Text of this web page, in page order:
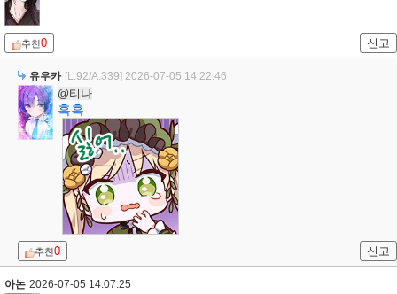
추천0 신고
유우카 [L:92/A:339] 2026-07-05 14:22:46
@티나
흑흑
추천0 신고
아논 2026-07-05 14:07:25